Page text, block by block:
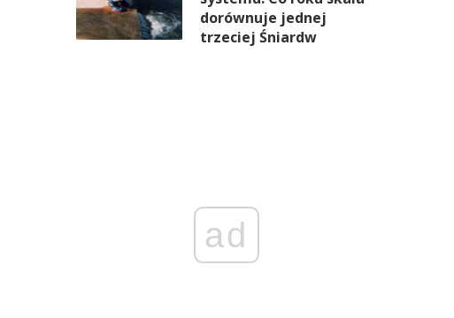
dorównuje jednej
trzeciej Śniardw
ad